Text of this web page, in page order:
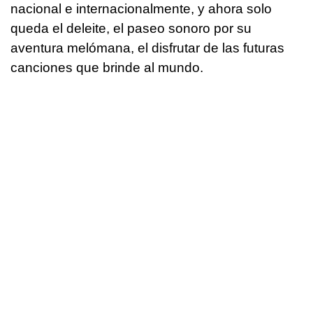
nacional e internacionalmente, y ahora solo
queda el deleite, el paseo sonoro por su
aventura melómana, el disfrutar de las futuras
canciones que brinde al mundo.